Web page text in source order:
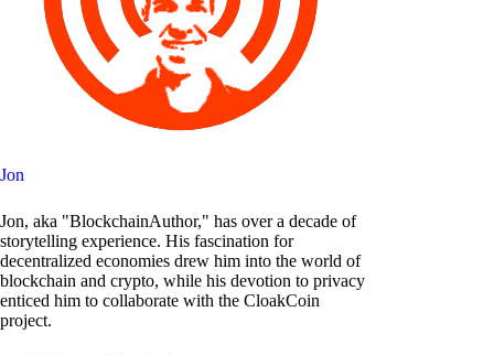
Jon
Jon, aka "BlockchainAuthor," has over a decade of
storytelling experience. His fascination for
decentralized economies drew him into the world of
blockchain and crypto, while his devotion to privacy
enticed him to collaborate with the CloakCoin
project.